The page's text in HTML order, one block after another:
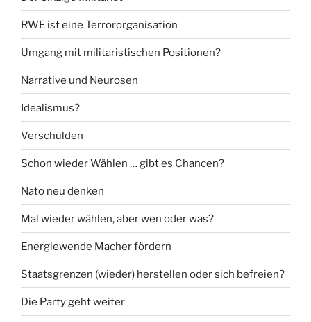
RWE ist eine Terrororganisation
Umgang mit militaristischen Positionen?
Narrative und Neurosen
Idealismus?
Verschulden
Schon wieder Wählen … gibt es Chancen?
Nato neu denken
Mal wieder wählen, aber wen oder was?
Energiewende Macher fördern
Staatsgrenzen (wieder) herstellen oder sich befreien?
Die Party geht weiter